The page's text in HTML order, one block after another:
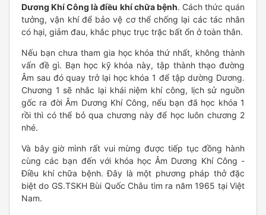
Dương Khí Công là điều khí chữa bệnh. Cách thức quán
tưởng, vận khí để bảo vệ cơ thể chống lại các tác nhân
có hại, giảm đau, khắc phục trục trặc bất ổn ở toàn thân.
Nếu bạn chưa tham gia học khóa thứ nhất, không thành
vấn đề gì. Bạn học kỹ khóa này, tập thành thạo đường
Âm sau đó quay trở lại học khóa 1 để tập dường Dương.
Chương 1 sẽ nhắc lại khái niệm khí công, lịch sử nguồn
gốc ra đời Âm Dương Khí Công, nếu bạn đã học khóa 1
rồi thì có thể bỏ qua chương này để học luôn chương 2
nhé.
Và bây giờ mình rất vui mừng được tiếp tục đồng hành
cùng các bạn đến với khóa học Âm Dương Khí Công -
Điều khí chữa bệnh. Đây là một phương pháp thở đặc
biệt do GS.TSKH Bùi Quốc Châu tìm ra năm 1965 tại Việt
Nam.